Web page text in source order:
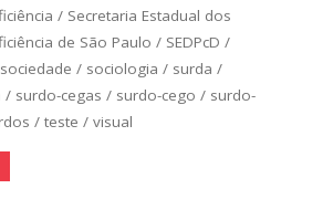
/ Secretaria Estadual dos
de São Paulo / SEDPcD /
sociedade / sociologia / surda /
/ surdo-cegas / surdo-cego / surdo-
/ teste / visual